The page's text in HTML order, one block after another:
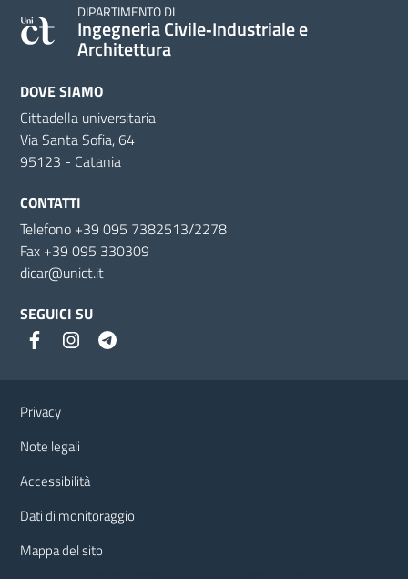
DIPARTIMENTO DI
Ingegneria Civile‑Industriale e
Architettura
DOVE SIAMO
Cittadella universitaria
Via Santa Sofia, 64
95123 - Catania
CONTATTI
Telefono +39 095 7382513/2278
Fax +39 095 330309
dicar@unict.it
SEGUICI SU
Privacy
Note legali
Accessibilità
Dati di monitoraggio
Mappa del sito